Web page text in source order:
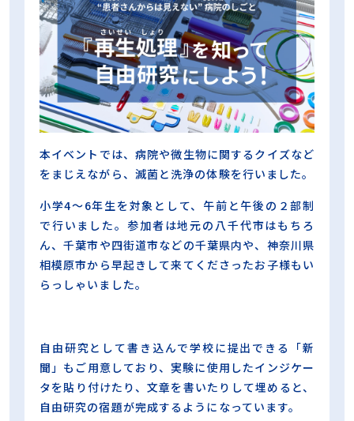
本イベントでは、病院や微生物に関するクイズなど
をまじえながら、滅菌と洗浄の体験を行いました。
小学4～6年生を対象として、午前と午後の２部制
で行いました。参加者は地元の八千代市はもちろ
ん、千葉市や四街道市などの千葉県内や、神奈川県
相模原市から早起きして来てくださったお子様もい
らっしゃいました。
自由研究として書き込んで学校に提出できる「新
聞」もご用意しており、実験に使用したインジケー
タを貼り付けたり、文章を書いたりして埋めると、
自由研究の宿題が完成するようになっています。